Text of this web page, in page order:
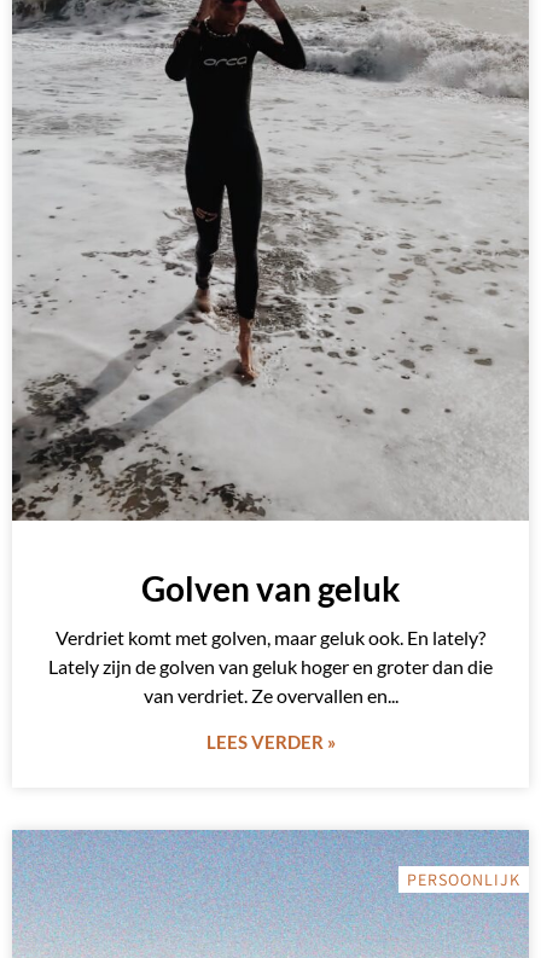
Golven van geluk
Verdriet komt met golven, maar geluk ook. En lately?
Lately zijn de golven van geluk hoger en groter dan die
van verdriet. Ze overvallen en
LEES VERDER »
PERSOONLIJK